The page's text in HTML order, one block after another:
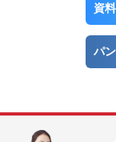
資
パ